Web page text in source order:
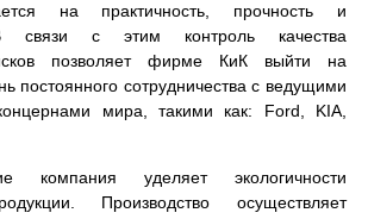
на практичность, прочность и
В связи с этим контроль качества
позволяет фирме КиК выйти на
постоянного сотрудничества с ведущими
мира, такими как: Ford, KIA,
компания уделяет экологичности
Производство осуществляет